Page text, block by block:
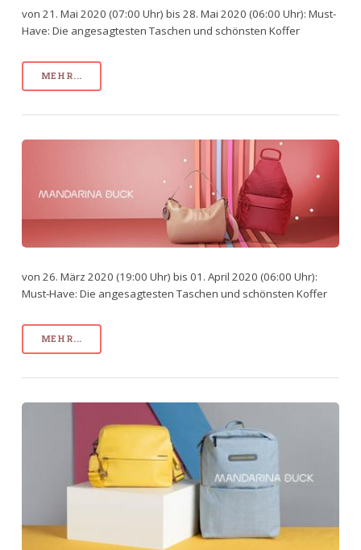
von 21. Mai 2020 (07:00 Uhr) bis 28. Mai 2020 (06:00 Uhr): Must-
Have: Die angesagtesten Taschen und schönsten Koffer
MEHR...
von 26. März 2020 (19:00 Uhr) bis 01. April 2020 (06:00 Uhr):
Must-Have: Die angesagtesten Taschen und schönsten Koffer
MEHR...